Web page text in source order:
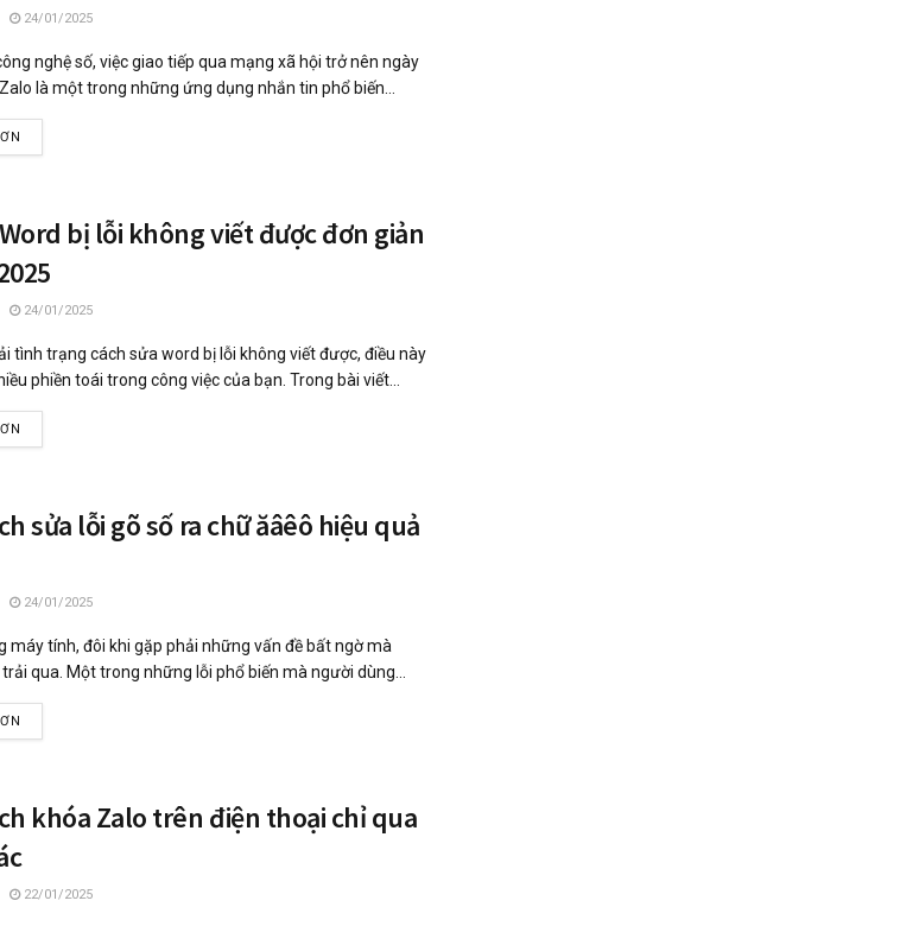
24/01/2025
nghệ số, việc giao tiếp qua mạng xã hội trở nên ngày
là một trong những ứng dụng nhắn tin phổ biến...
bị lỗi không viết được đơn giản
24/01/2025
tình trạng cách sửa word bị lỗi không viết được, điều này
phiền toái trong công việc của bạn. Trong bài viết...
sửa lỗi gõ số ra chữ ăâêô hiệu quả
24/01/2025
máy tính, đôi khi gặp phải những vấn đề bất ngờ mà
qua. Một trong những lỗi phổ biến mà người dùng...
khóa Zalo trên điện thoại chỉ qua
22/01/2025